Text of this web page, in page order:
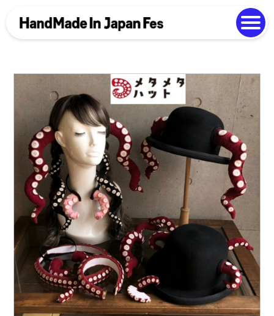
Photo Gallery
EN 中文